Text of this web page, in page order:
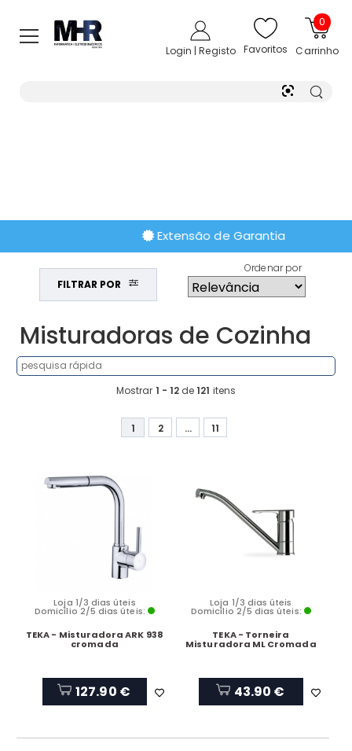
Login | Registo Favoritos
0
Carrinho
Extensão de Garantia
FILTRAR POR
Ordenar por
Misturadoras de Cozinha
Mostrar 1 - 12 de121 itens
1 2 ... 11
Loja 1/3 dias úteis
Domicílio 2/5 dias úteis:
TEKA - Misturadora ARK 938
cromada
127.90 €
Loja 1/3 dias úteis
Domicílio 2/5 dias úteis:
TEKA - Torneira
Misturadora ML Cromada
43.90 €